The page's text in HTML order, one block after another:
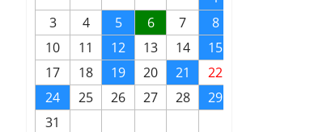
3
4 5 6 7 8
10
11 12 13 14 15
17
18 19 20 21 22
24
25 26 27 28 29
31